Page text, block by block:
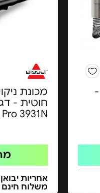
מכונת
Pro 3931N
אחריות
משלוח חינם